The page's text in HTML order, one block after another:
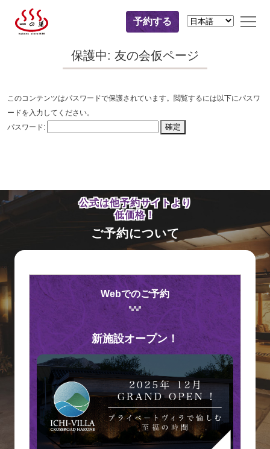
予約する
保護中: 友の会仮ページ
このコンテンツはパスワードで保護されています。閲覧するには以下にパスワ
ードを入力してください。
パスワード:
公式は他予約サイトより
低価格！
ご予約について
Webでのご予約
新施設オープン！